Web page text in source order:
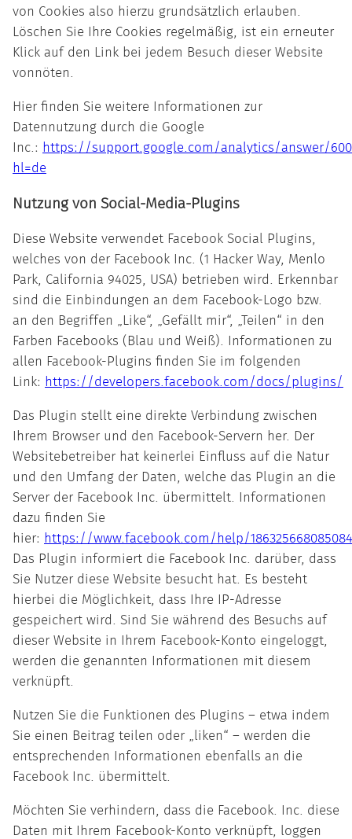
von Cookies also hierzu grundsätzlich erlauben.
Löschen Sie Ihre Cookies regelmäßig, ist ein erneuter
Klick auf den Link bei jedem Besuch dieser Website
vonnöten.
Hier finden Sie weitere Informationen zur
Datennutzung durch die Google
Inc.: https://support.google.com/analytics/answer/
hl=de
Nutzung von Social-Media-Plugins
Diese Website verwendet Facebook Social Plugins,
welches von der Facebook Inc. (1 Hacker Way, Menlo
Park, California 94025, USA) betrieben wird. Erkennbar
sind die Einbindungen an dem Facebook-Logo bzw.
an den Begriffen „Like“, „Gefällt mir“, „Teilen“ in den
Farben Facebooks (Blau und Weiß). Informationen zu
allen Facebook-Plugins finden Sie im folgenden
Link: https://developers.facebook.com/docs/plugins/
Das Plugin stellt eine direkte Verbindung zwischen
Ihrem Browser und den Facebook-Servern her. Der
Websitebetreiber hat keinerlei Einfluss auf die Natur
und den Umfang der Daten, welche das Plugin an die
Server der Facebook Inc. übermittelt. Informationen
dazu finden Sie
hier: https://www.facebook.com/help/
Das Plugin informiert die Facebook Inc. darüber, dass
Sie Nutzer diese Website besucht hat. Es besteht
hierbei die Möglichkeit, dass Ihre IP-Adresse
gespeichert wird. Sind Sie während des Besuchs auf
dieser Website in Ihrem Facebook-Konto eingeloggt,
werden die genannten Informationen mit diesem
verknüpft.
Nutzen Sie die Funktionen des Plugins – etwa indem
Sie einen Beitrag teilen oder „liken“ – werden die
entsprechenden Informationen ebenfalls an die
Facebook Inc. übermittelt.
Möchten Sie verhindern, dass die Facebook. Inc. diese
Daten mit Ihrem Facebook-Konto verknüpft, loggen